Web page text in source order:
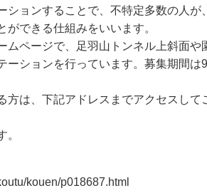
ションすることで、不特定多数の人が
できる仕組みをいいます。
ムページで、足羽山トンネル上斜面や
ーションを行っています。募集期間は
方は、下記アドレスまでアクセスして
。
kouen/p018687.html